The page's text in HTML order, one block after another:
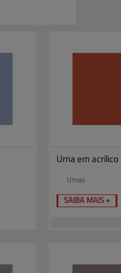
Urna em
Urnas
SAIBA MAIS +